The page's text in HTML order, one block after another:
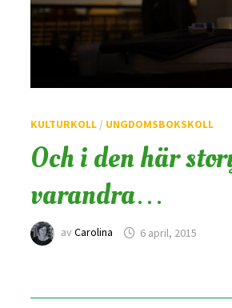
KULTURKOLL / UNGDOMSBOKSKOLL
Och i den här
varandra…
avCarolina 6 april, 2015